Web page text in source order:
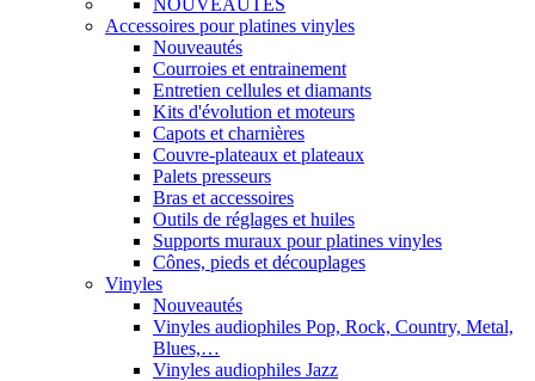
NOUVEAUTÉS
Accessoires pour platines vinyles
Nouveautés
Courroies et entrainement
Entretien cellules et diamants
Kits d'évolution et moteurs
Capots et charnières
Couvre-plateaux et plateaux
Palets presseurs
Bras et accessoires
Outils de réglages et huiles
Supports muraux pour platines vinyles
Cônes, pieds et découplages
Vinyles
Nouveautés
Vinyles audiophiles Pop, Rock, Country, Metal,
Blues,…
Vinyles audiophiles Jazz